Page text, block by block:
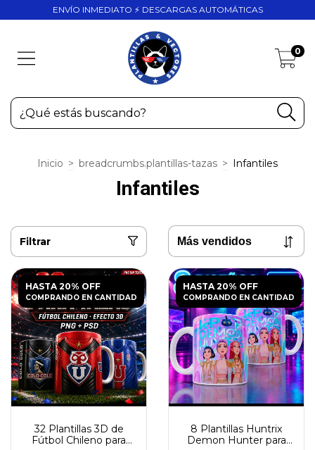
ENVÍO INMEDIATO ⚡ DESCARGAS AUTOMÁTICAS
0
Inicio > breadcrumbs.plantillas-tazas > Infantiles
Infantiles
Filtrar
HASTA 20% OFF
COMPRANDO EN CANTIDAD
32 Plantillas 3D de
Fútbol Chileno para
HASTA 20% OFF
COMPRANDO EN CANTIDAD
8 Plantillas Huntrix
Demon Hunter para